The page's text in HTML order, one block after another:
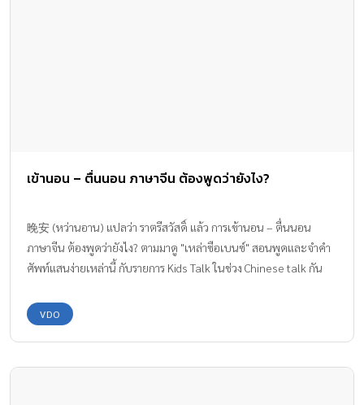
เข้านอน – ตื่นนอน ภาษาจีน ต้องพูดว่ายังไง?
晚安 (หว่านอาน) แปลว่า ราตรีสวัสดิ์ แล้ว การเข้านอน – ตื่นนอน
ภาษาจีน ต้องพูดว่ายังไง? ตามมาดู "เหล่าซือเบนซ์" สอนพูดและจำคำ
ศัพท์แสนง่ายเหล่านี้ กับรายการ Kids Talk ในช่วง Chinese talk กัน
VDO